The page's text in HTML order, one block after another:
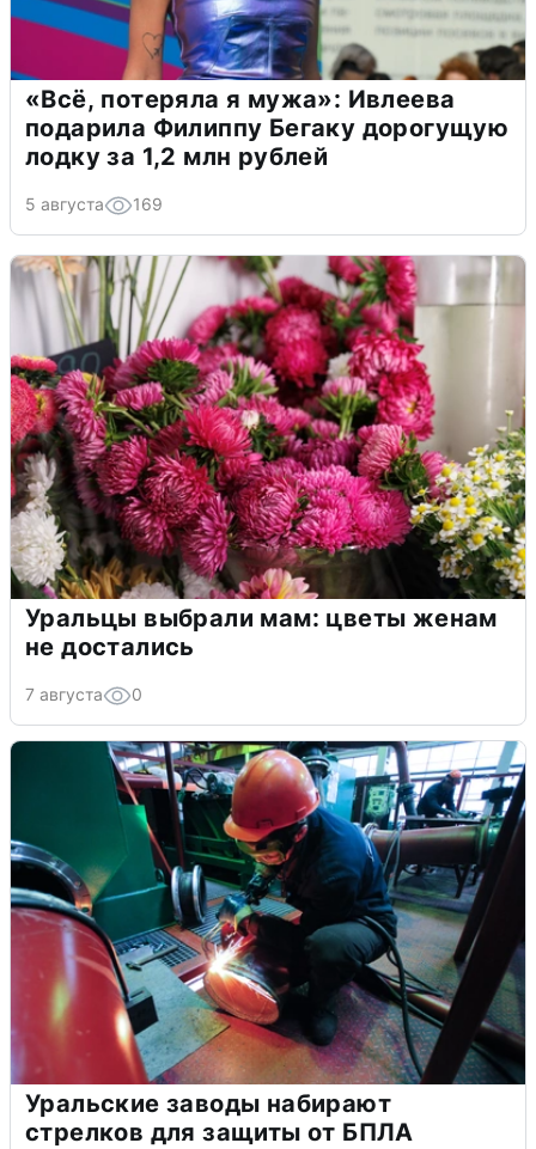
«Всё, потеряла я мужа»: Ивлеева
подарила Филиппу Бегаку дорогущую
лодку за 1,2 млн рублей
5 августа 169
Уральцы выбрали мам: цветы женам
не достались
7 августа 0
Уральские заводы набирают
стрелков для защиты от БПЛА